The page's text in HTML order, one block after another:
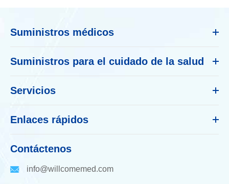
Suministros médicos
Suministros para el cuidado de la salud
Servicios
Enlaces rápidos
Contáctenos
info@willcomemed.com